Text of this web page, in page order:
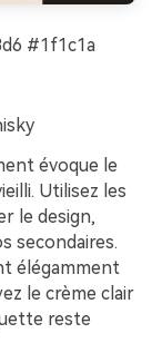
#1f1c1a
évoque le
Utilisez les
le design,
secondaires.
élégamment
le crème clair
reste